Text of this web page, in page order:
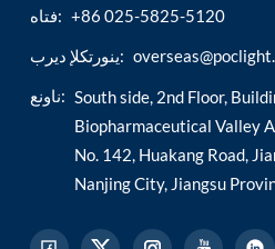
فتاه: +86 025-5825-5120
ينورتكلإ ديرب:
ناونع: South side, 2nd Floor,
Biopharmaceutical Valley
No. 142, Huakang Road,
Nanjing City, Jiangsu